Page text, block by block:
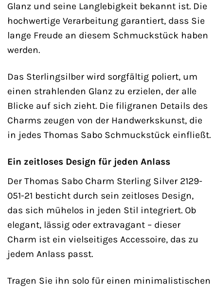
Glanz und seine Langlebigkeit bekannt ist. Die
hochwertige Verarbeitung garantiert, dass Sie
lange Freude an diesem Schmuckstück haben
werden.
Das Sterlingsilber wird sorgfältig poliert, um
einen strahlenden Glanz zu erzielen, der alle
Blicke auf sich zieht. Die filigranen Details des
Charms zeugen von der Handwerkskunst, die
in jedes Thomas Sabo Schmuckstück einfließt.
Ein zeitloses Design für jeden Anlass
Der Thomas Sabo Charm Sterling Silver 2129-
051-21 besticht durch sein zeitloses Design,
das sich mühelos in jeden Stil integriert. Ob
elegant, lässig oder extravagant – dieser
Charm ist ein vielseitiges Accessoire, das zu
jedem Anlass passt.
Tragen Sie ihn solo für einen minimalistischen